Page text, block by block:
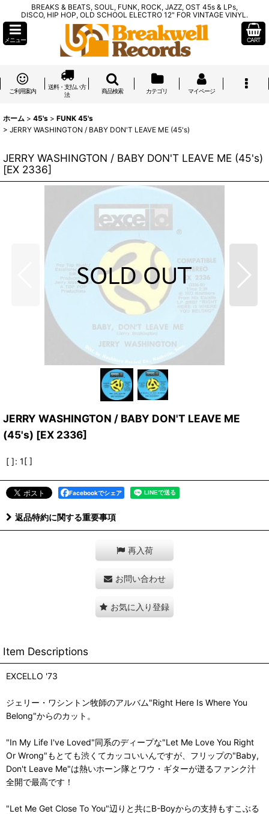
BREAKS & BEATS, SOUL, FUNK, ROCK, JAZZ, OST 45s & LPs,
DISCO, HIP HOP, OLD SCHOOL ELECTRO 12" FOR VINTAGE VINYL.
メニュー CART
ご利用案内
送料・支払い方
法
商品検索 カテゴリ マイページ
ホーム > 45's > FUNK 45's
> JERRY WASHINGTON / BABY DON'T LEAVE ME (45's)
JERRY WASHINGTON / BABY DON'T LEAVE ME (45's)
[EX 2336]
JERRY WASHINGTON / BABY DON'T LEAVE ME
(45's) [EX 2336]
[ ]: 1[ ]
Facebookでシェア
返品特約に関する重要事項
再入荷
お問い合わせ
お気に入り登録
Item Descriptions
EXCELLO '73
ジェリー・ワシントン牧師のアルバム"Right Here Is Where You
Belong"からのカット。
"In My Life I've Loved"同系のディープな"Let Me Love You Right
Or Wrong"もとても渋くてカッコいいんですが、フリップの"Baby,
Don't Leave Me"は熱いホーン隊とワウ・ギターが迸るファンク汁
全開で最高です！
"Let Me Get Close To You"辺りと共にB-Boyからの支持もすこぶる